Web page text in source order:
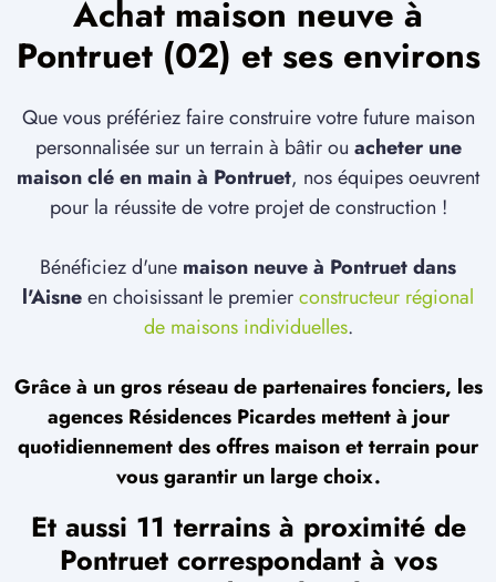
Achat maison neuve à
Pontruet (02) et ses environs
Que vous préfériez faire construire votre future maison
personnalisée sur un terrain à bâtir ou acheter une
maison clé en main à Pontruet, nos équipes oeuvrent
pour la réussite de votre projet de construction !
Bénéficiez d'une maison neuve à Pontruet dans
l'Aisneen choisissant le premierconstructeur régional
de maisons individuelles.
Grâce à un gros réseau de partenaires fonciers, les
agences Résidences Picardes mettent à jour
quotidiennement des offres maison et terrain pour
vous garantir un large choix.
Et aussi 11 terrains à proximité de
Pontruet correspondant à vos